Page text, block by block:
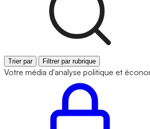
Trier par Filtrer par rubrique
Votre média d'analyse politique et